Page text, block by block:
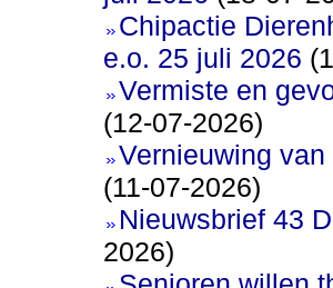
Chipactie
e.o. 25 juli 2026
Vermiste en
(12-07-2026)
Vernieuwing
(11-07-2026)
Nieuwsbrief 43
2026)